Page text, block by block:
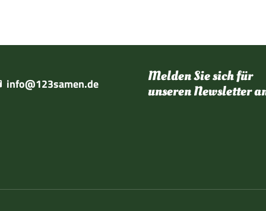
info@123samen.de
Melden Sie sich für
unseren Newsletter